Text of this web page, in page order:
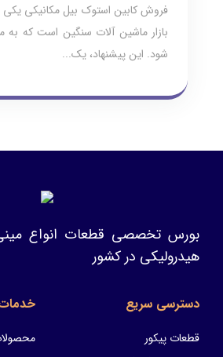
فروش کابین استوک بیل مکانیکی یکی
بازار ماشین‌ آلات سنگین است که به
شود. این پیشنهاد، یک...
بورس تخصصی قطعات انواع
هیدرولیکی در کشور
دسترسی سریع
قطعات پیکور